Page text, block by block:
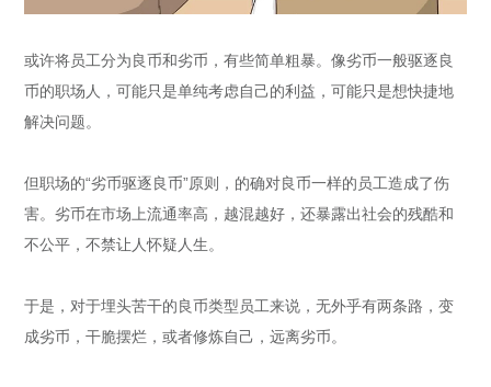
或许将员工分为良币和劣币，有些简单粗暴。像劣币一般驱逐良
币的职场人，可能只是单纯考虑自己的利益，可能只是想快捷地
解决问题。
但职场的“劣币驱逐良币”原则，的确对良币一样的员工造成了伤
害。劣币在市场上流通率高，越混越好，还暴露出社会的残酷和
不公平，不禁让人怀疑人生。
于是，对于埋头苦干的良币类型员工来说，无外乎有两条路，变
成劣币，干脆摆烂，或者修炼自己，远离劣币。